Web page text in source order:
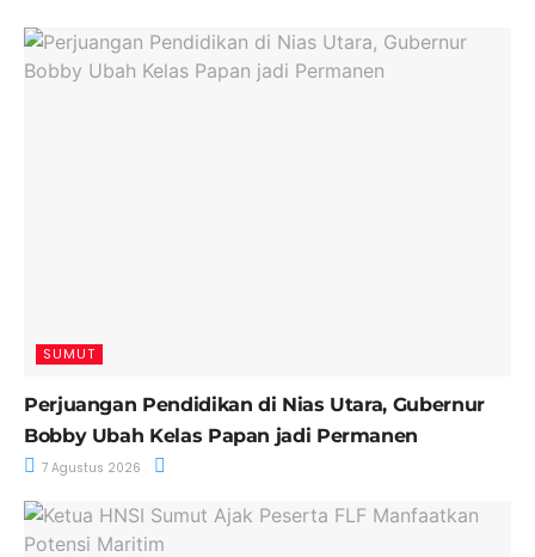
SUMUT
Perjuangan Pendidikan di Nias Utara, Gubernur
Bobby Ubah Kelas Papan jadi Permanen
7 Agustus 2026